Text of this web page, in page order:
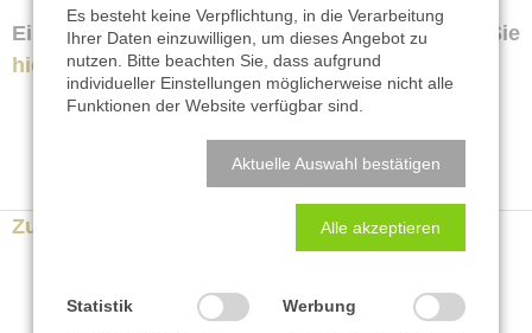
Eine Zusammen­fassung der Sendung finden Sie
hier
Zurück zur Newsübersicht
Es besteht keine Verpflichtung, in die Verarbeitung
Ihrer Daten einzuwilligen, um dieses Angebot zu
nutzen. Bitte beachten Sie, dass aufgrund
individueller Einstellungen möglicherweise nicht alle
Funktionen der Website verfügbar sind.
Aktuelle Auswahl bestätigen
Alle akzeptieren
Statistik Werbung